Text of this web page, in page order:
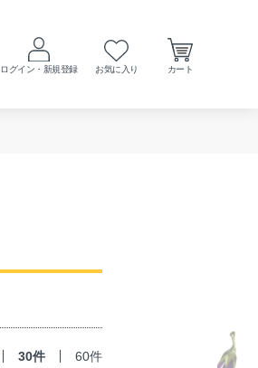
ログイン・新規登録 お気に入り カート
30件 60件